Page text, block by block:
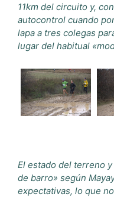
11km del circuito y,
autocontrol cuando
lapa a tres colegas
lugar del habitual
El estado del terreno
de barro» según
expectativas, lo que